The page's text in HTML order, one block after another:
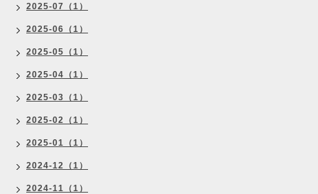
2025-07（1）
2025-06（1）
2025-05（1）
2025-04（1）
2025-03（1）
2025-02（1）
2025-01（1）
2024-12（1）
2024-11（1）